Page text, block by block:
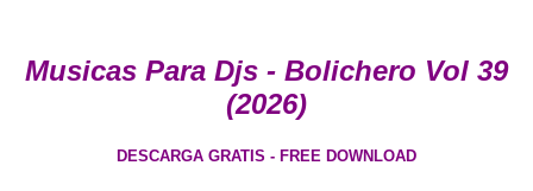
Musicas Para Djs - Bolichero Vol 39
(2026)
DESCARGA GRATIS - FREE DOWNLOAD